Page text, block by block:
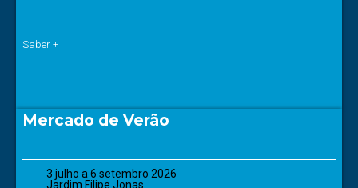
Saber +
Mercado de Verão
3 julho a 6 setembro 2026
Jardim Filipe Jonas